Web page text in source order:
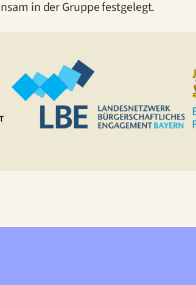
in der Gruppe festgelegt.